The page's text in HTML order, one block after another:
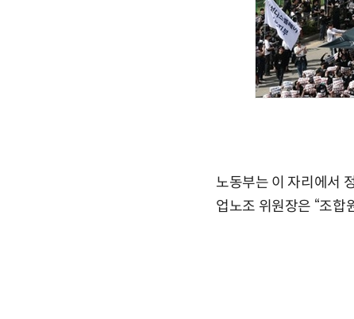
노동부는 이 자리에서
업노조 위원장은 “조합